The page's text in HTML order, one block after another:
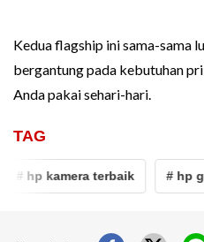
Kedua flagship ini sama-sama
bergantung pada kebutuhan
Anda pakai sehari-hari.
TAG
# hp kamera terbaik # hp